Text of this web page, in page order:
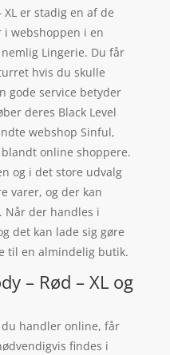
XL er stadig en af de
webshoppen i en
Lingerie. Du får
hvis du skulle
gode service betyder
deres Black Level
webshop Sinful,
online shoppere.
og i det store udvalg
varer, og der kan
Når der handles i
det kan lade sig gøre
til en almindelig butik.
– Rød – XL og
handler online, får
findes i